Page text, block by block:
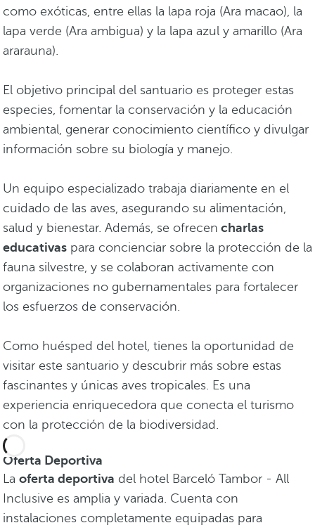
como exóticas, entre ellas la lapa roja (Ara macao), la
lapa verde (Ara ambigua) y la lapa azul y amarillo (Ara
ararauna).
El objetivo principal del santuario es proteger estas
especies, fomentar la conservación y la educación
ambiental, generar conocimiento científico y divulgar
información sobre su biología y manejo.
Un equipo especializado trabaja diariamente en el
cuidado de las aves, asegurando su alimentación,
salud y bienestar. Además, se ofrecen charlas
educativas para concienciar sobre la protección de la
fauna silvestre, y se colaboran activamente con
organizaciones no gubernamentales para fortalecer
los esfuerzos de conservación.
Como huésped del hotel, tienes la oportunidad de
visitar este santuario y descubrir más sobre estas
fascinantes y únicas aves tropicales. Es una
experiencia enriquecedora que conecta el turismo
con la protección de la biodiversidad.
Oferta Deportiva
La oferta deportiva del hotel Barceló Tambor - All
Inclusive es amplia y variada. Cuenta con
instalaciones completamente equipadas para